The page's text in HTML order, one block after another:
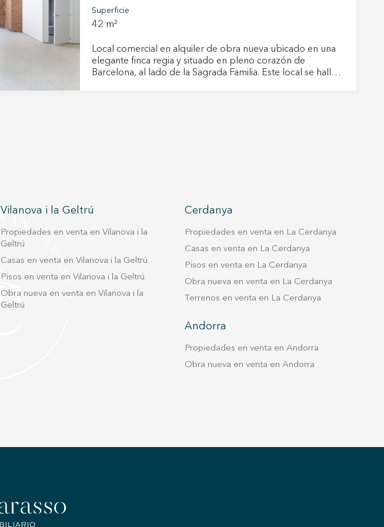
Superficie
42 m²
Local comercial en alquiler de obra nueva ubicado en una
elegante finca regia y situado en pleno corazón de
Barcelona, al lado de la Sagrada Familia. Este local se halla
Vilanova i la Geltrú
Propiedades en venta en Vilanova i la
Geltrú
Casas en venta en Vilanova i la Geltrú
Pisos en venta en Vilanova i la Geltrú
Obra nueva en venta en Vilanova i la
Geltrú
Cerdanya
Propiedades en venta en La Cerdanya
Casas en venta en La Cerdanya
Pisos en venta en La Cerdanya
Obra nueva en venta en La Cerdanya
Terrenos en venta en La Cerdanya
Andorra
Propiedades en venta en Andorra
Obra nueva en venta en Andorra